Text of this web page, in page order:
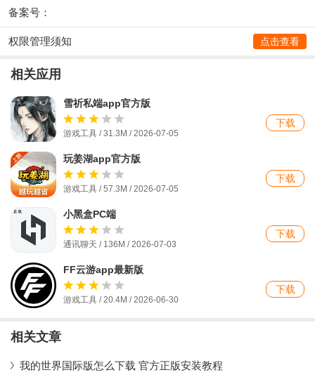
备案号：
权限管理须知 点击查看
相关应用
雪祈私端app官方版
游戏工具 / 31.3M / 2026-07-05
下载
玩姜湖app官方版
游戏工具 / 57.3M / 2026-07-05
下载
小黑盒PC端
通讯聊天 / 136M / 2026-07-03
下载
FF云游app最新版
游戏工具 / 20.4M / 2026-06-30
下载
相关文章
我的世界国际版怎么下载 官方正版安装教程